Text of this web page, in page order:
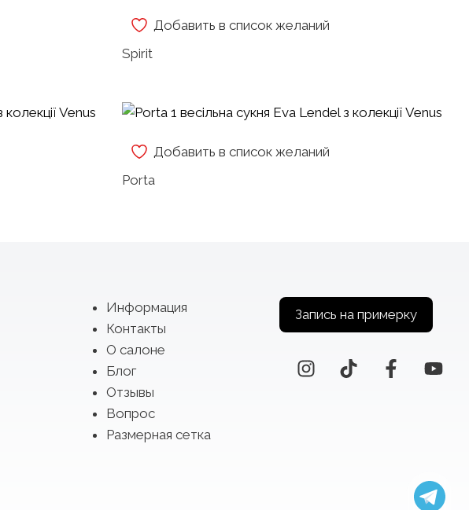
Добавить в список желаний
Spirit
Добавить в список желаний
Porta
Информация
Контакты
О салоне
Блог
Отзывы
Вопрос
Размерная сетка
Запись на примерку